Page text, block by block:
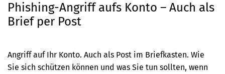
Veranstaltungen
0
Phishing-Angriff aufs Konto – Auch als
Brief per Post
Angriff auf Ihr Konto. Auch als Post im Briefkasten. Wie
Sie sich schützen können und was Sie tun sollten, wenn